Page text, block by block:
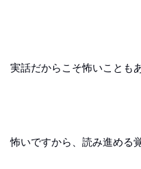
実話だからこそ怖いことも
怖いですから、読み進める